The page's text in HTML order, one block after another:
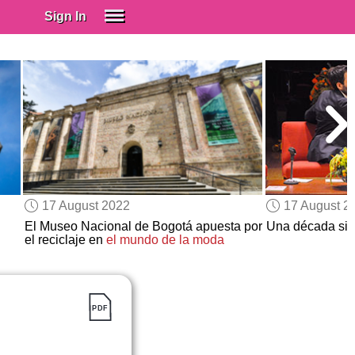
Sign In
Spanish (Spain)
Spanish (Latino)
SUBSCRIBE
EDUCATIONAL LICENSES
GIFT CARDS
OTHER LANGUAGES
ABOUT US
17 August 2022
El Museo Nacional de Bogotá apuesta por
el reciclaje en el mundo de la moda
17 August
Una década